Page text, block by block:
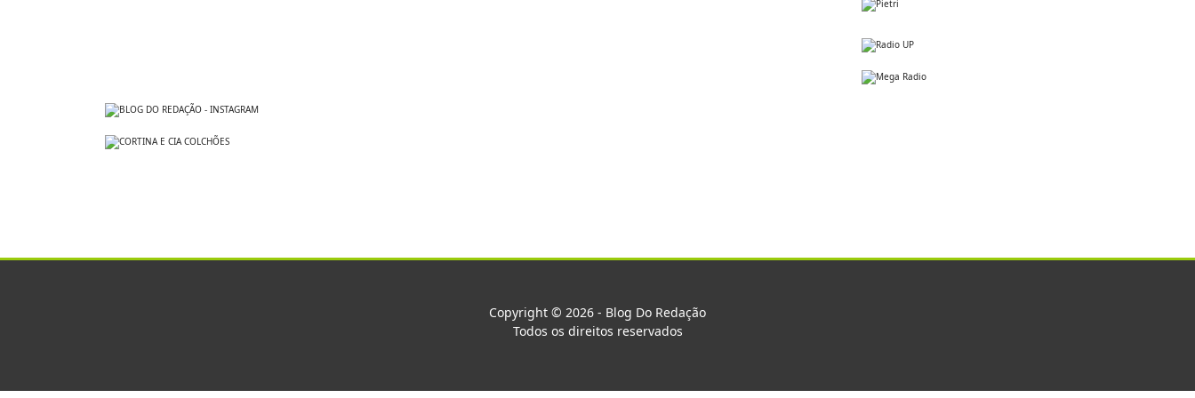
Copyright © 2026 - Blog Do Redação
Todos os direitos reservados